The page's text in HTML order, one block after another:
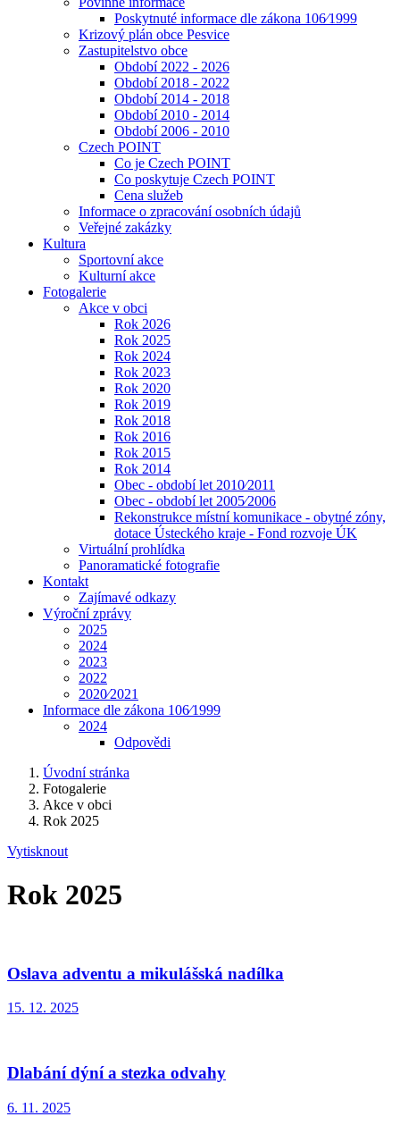
Poskytnuté informace dle zákona 106⁄1999
Krizový plán obce Pesvice
Zastupitelstvo obce
Období 2022 - 2026
Období 2018 - 2022
Období 2014 - 2018
Období 2010 - 2014
Období 2006 - 2010
Czech POINT
Co je Czech POINT
Co poskytuje Czech POINT
Cena služeb
Informace o zpracování osobních údajů
Veřejné zakázky
Kultura
Sportovní akce
Kulturní akce
Fotogalerie
Akce v obci
Rok 2026
Rok 2025
Rok 2024
Rok 2023
Rok 2020
Rok 2019
Rok 2018
Rok 2016
Rok 2015
Rok 2014
Obec - období let 2010⁄2011
Obec - období let 2005⁄2006
Rekonstrukce místní komunikace - obytné zóny,
dotace Ústeckého kraje - Fond rozvoje ÚK
Virtuální prohlídka
Panoramatické fotografie
Kontakt
Zajímavé odkazy
Výroční zprávy
2025
2024
2023
2022
2020⁄2021
Informace dle zákona 106⁄1999
2024
Odpovědi
Úvodní stránka
Fotogalerie
Akce v obci
Rok 2025
Vytisknout
Rok 2025
Oslava adventu a mikulášská nadílka
15. 12. 2025
Dlabání dýní a stezka odvahy
6. 11. 2025